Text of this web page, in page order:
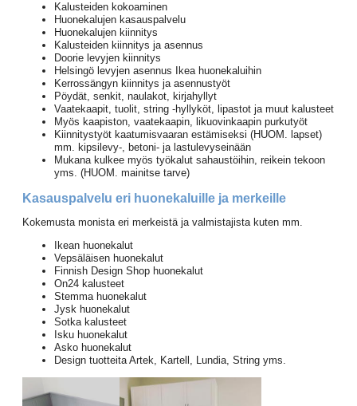
Kalusteiden kokoaminen
Huonekalujen kasauspalvelu
Huonekalujen kiinnitys
Kalusteiden kiinnitys ja asennus
Doorie levyjen kiinnitys
Helsingö levyjen asennus Ikea huonekaluihin
Kerrossängyn kiinnitys ja asennustyöt
Pöydät, senkit, naulakot, kirjahyllyt
Vaatekaapit, tuolit, string -hyllyköt, lipastot ja muut kalusteet
Myös kaapiston, vaatekaapin, likuovinkaapin purkutyöt
Kiinnitystyöt kaatumisvaaran estämiseksi (HUOM. lapset)
mm. kipsilevy-, betoni- ja lastulevyseinään
Mukana kulkee myös työkalut sahaustöihin, reikein tekoon
yms. (HUOM. mainitse tarve)
Kasauspalvelu eri huonekaluille ja merkeille
Kokemusta monista eri merkeistä ja valmistajista kuten mm.
Ikean huonekalut
Vepsäläisen huonekalut
Finnish Design Shop huonekalut
On24 kalusteet
Stemma huonekalut
Jysk huonekalut
Sotka kalusteet
Isku huonekalut
Asko huonekalut
Design tuotteita Artek, Kartell, Lundia, String yms.